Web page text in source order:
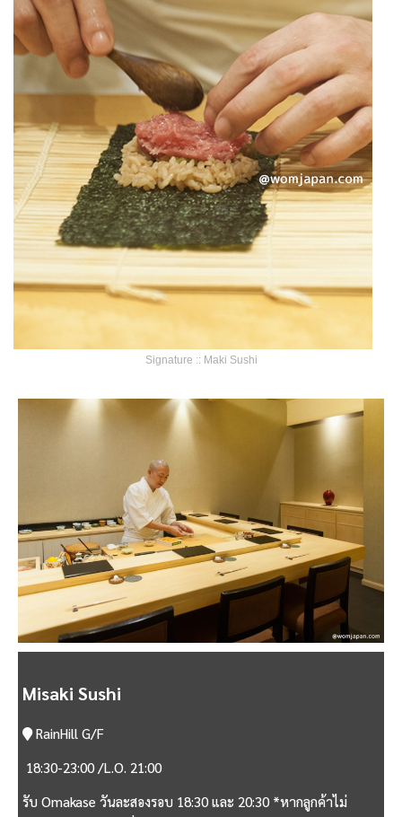
Signature :: Maki Sushi
Misaki Sushi
RainHill G/F
18:30-23:00 /L.O. 21:00
รับ Omakase วันละสองรอบ 18:30 และ 20:30 *หากลูกค้าไม่